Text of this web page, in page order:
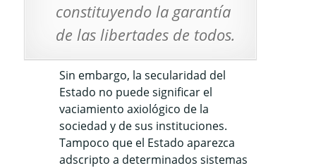
constituyendo la garantía
de las libertades de todos.
Sin embargo, la secularidad del
Estado no puede significar el
vaciamiento axiológico de la
sociedad y de sus instituciones.
Tampoco que el Estado aparezca
adscripto a determinados sistemas